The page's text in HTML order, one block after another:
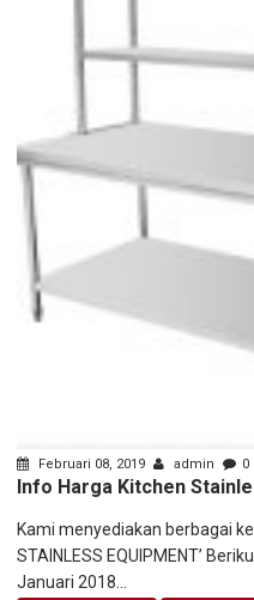
Februari 08, 2019 admin 0
Info Harga Kitchen
Kami menyediakan berbagai
STAINLESS EQUIPMENT’
Januari 2018...